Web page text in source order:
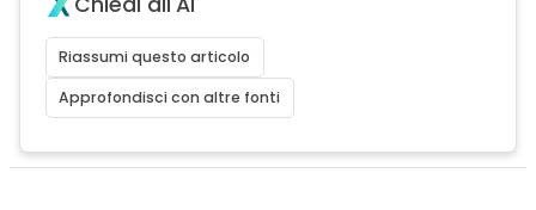
Riassumi questo articolo
Approfondisci con altre fonti